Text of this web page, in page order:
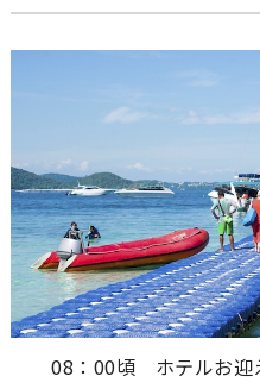
08：00頃 ホテルお迎